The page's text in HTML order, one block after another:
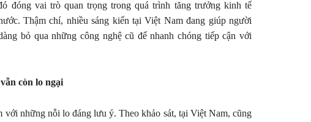
đóng vai trò quan trọng trong quá trình tăng trưởng kinh tế
Thậm chí, nhiều sáng kiến tại Việt Nam đang giúp người
bỏ qua những công nghệ cũ để nhanh chóng tiếp cận với
còn lo ngại
với những nỗi lo đáng lưu ý. Theo khảo sát, tại Việt Nam, cũng